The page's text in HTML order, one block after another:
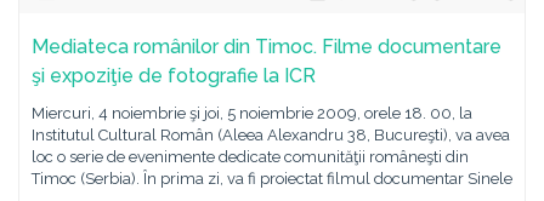
Mediateca românilor din Timoc. Filme documentare
şi expoziţie de fotografie la ICR
Miercuri, 4 noiembrie şi joi, 5 noiembrie 2009, orele 18. 00, la
Institutul Cultural Român (Aleea Alexandru 38, Bucureşti), va avea
loc o serie de evenimente dedicate comunităţii româneşti din
Timoc (Serbia). În prima zi, va fi proiectat filmul documentar Sinele